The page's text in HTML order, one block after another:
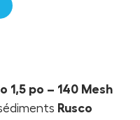
1,5 po – 140 Mesh
Rusco